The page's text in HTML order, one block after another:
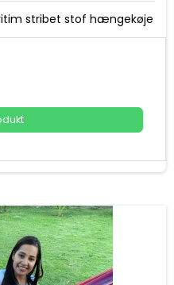
stribet stof hængekøje